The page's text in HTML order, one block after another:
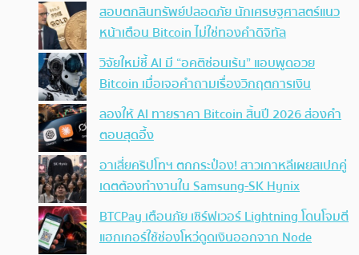
สอบตกสินทรัพย์ปลอดภัย นักเศรษฐศาสตร์แนว
หน้าเตือน Bitcoin ไม่ใช่ทองคำดิจิทัล
วิจัยใหม่ชี้ AI มี “อคติซ่อนเร้น” แอบพูดอวย
Bitcoin เมื่อเจอคำถามเรื่องวิกฤตการเงิน
ลองให้ AI ทายราคา Bitcoin สิ้นปี 2026 ส่องคำ
ตอบสุดอึ้ง
อาเสี่ยคริปโทฯ ตกกระป๋อง! สาวเกาหลีเผยสเปกคู่
เดตต้องทำงานใน Samsung-SK Hynix
BTCPay เตือนภัย เซิร์ฟเวอร์ Lightning โดนโจมตี
แฮกเกอร์ใช้ช่องโหว่ดูดเงินออกจาก Node